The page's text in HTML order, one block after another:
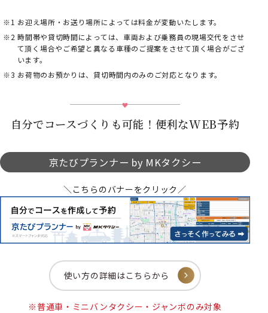
お迎え場所・お送り場所によっては料金が変動いたします。
時間帯や貸切時間によっては、車両および乗務員の現場交代をさせ
て頂く場合やご希望と異なる車種のご提案をさせて頂く場合がござ
います。
お荷物のお預かりは、貸切時間内のみのご対応となります。
自分でコースづくりも可能！便利なWEB予約
京たびプランナー by MKタクシー
＼こちらのバナーをクリック／
使い方の詳細はこちらから
※普通車・ミニバンタクシー・ジャンボのみ対象